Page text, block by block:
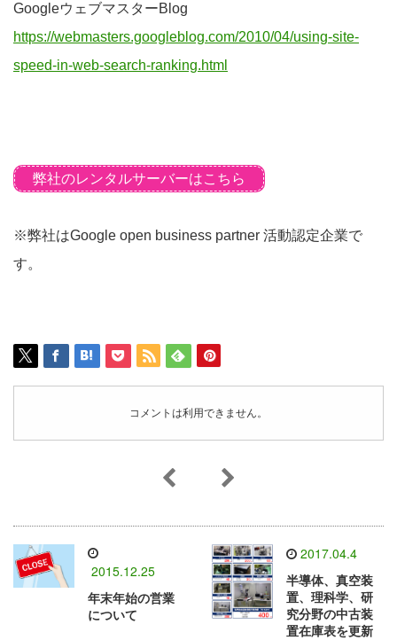
GoogleウェブマスターBlog
https://webmasters.googleblog.com/2010/04/using-site-
speed-in-web-search-ranking.html
弊社のレンタルサーバーはこちら
※弊社はGoogle open business partner 活動認定企業で
す。
コメントは利用できません。
2015.12.25
年末年始の営業
について
2017.04.4
半導体、真空装
置、理科学、研
究分野の中古装
置在庫表を更新